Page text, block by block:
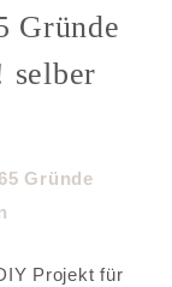
Gründe
selber
Projekt für